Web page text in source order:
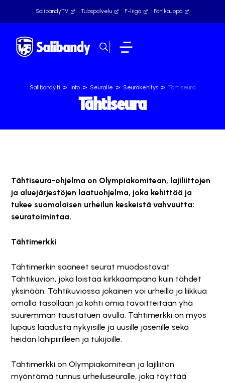
SalibandyTV Tulospalvelu F-liiga Fanikauppa
Salibandy.fi > Info > Seuralle > Seurakehitys > Tähtiseura
Tähtiseura
Tähtiseura-ohjelma on Olympiakomitean, lajiliittojen
ja aluejärjestöjen laatuohjelma, joka kehittää ja
tukee suomalaisen urheilun keskeistä vahvuutta:
seuratoimintaa.
Tähtimerkki
Tähtimerkin saaneet seurat muodostavat
Tähtikuvion, joka loistaa kirkkaampana kuin tähdet
yksinään. Tähtikuviossa jokainen voi urheilla ja liikkua
omalla tasollaan ja kohti omia tavoitteitaan yhä
suuremman taustatuen avulla. Tähtimerkki on myös
lupaus laadusta nykyisille ja uusille jäsenille sekä
heidän lähipiirilleen ja tukijoille.
Tähtimerkki on Olympiakomitean ja lajiliiton
myöntämä tunnus urheiluseuralle, joka täyttää